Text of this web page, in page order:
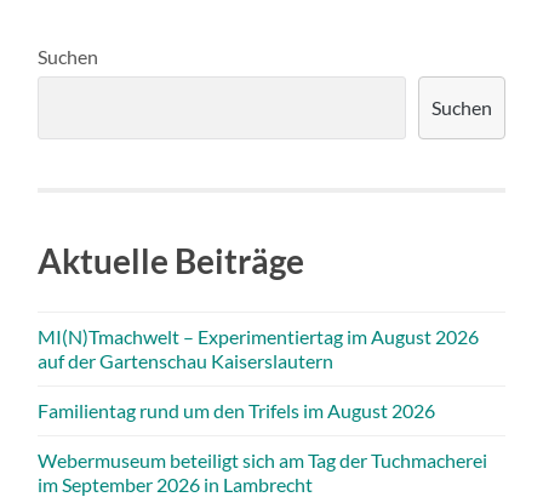
Suchen
Suchen
Aktuelle Beiträge
MI(N)Tmachwelt – Experimentiertag im August 2026
auf der Gartenschau Kaiserslautern
Familientag rund um den Trifels im August 2026
Webermuseum beteiligt sich am Tag der Tuchmacherei
im September 2026 in Lambrecht